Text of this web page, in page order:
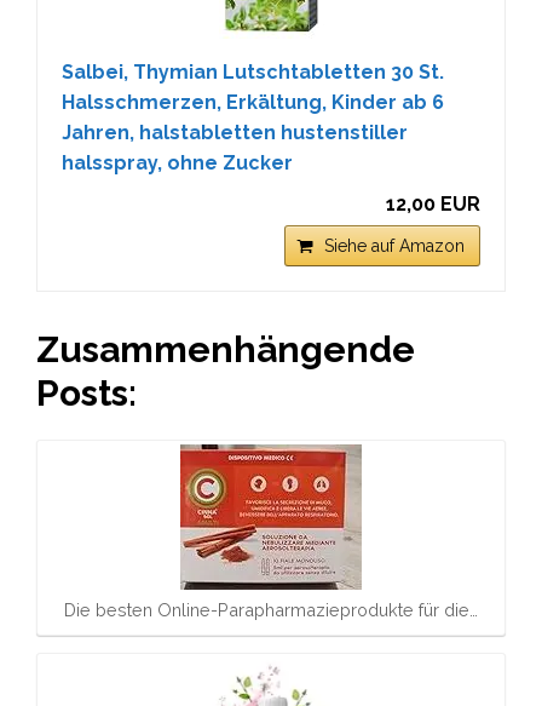
Salbei, Thymian Lutschtabletten 30 St.
Halsschmerzen, Erkältung, Kinder ab 6
Jahren, halstabletten hustenstiller
halsspray, ohne Zucker
12,00 EUR
Siehe auf Amazon
Zusammenhängende
Posts:
Die besten Online-Parapharmazieprodukte für die…